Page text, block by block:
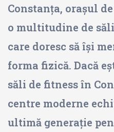
Constanța, orașul
o multitudine de
care doresc să își
forma fizică. Dacă
săli de fitness în
centre moderne
ultimă generație